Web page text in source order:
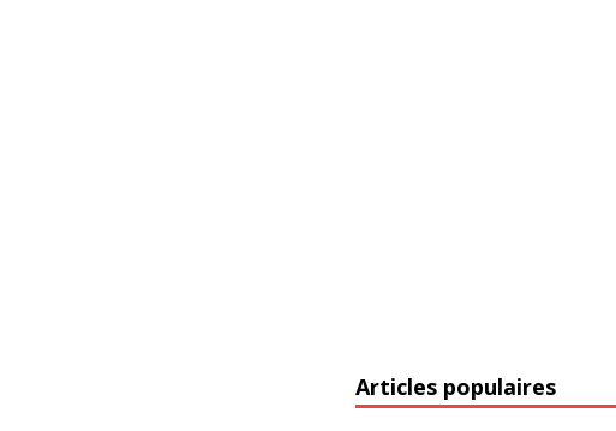
Articles populaires